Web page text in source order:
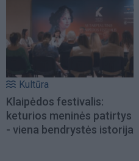
Kultūra
Klaipėdos festivalis:
keturios meninės patirtys
- viena bendrystės istorija